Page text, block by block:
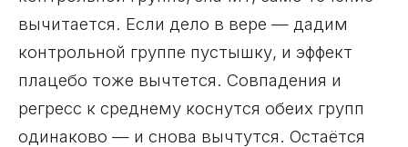
вычитается. Если дело в вере — дадим
контрольной группе пустышку, и эффект
плацебо тоже вычтется. Совпадения и
регресс к среднему коснутся обеих групп
одинаково — и снова вычтутся. Остаётся